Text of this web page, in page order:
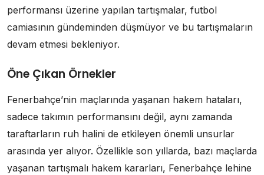
performansı üzerine yapılan tartışmalar, futbol
camiasının gündeminden düşmüyor ve bu tartışmaların
devam etmesi bekleniyor.
Öne Çıkan Örnekler
Fenerbahçe’nin maçlarında yaşanan hakem hataları,
sadece takımın performansını değil, aynı zamanda
taraftarların ruh halini de etkileyen önemli unsurlar
arasında yer alıyor. Özellikle son yıllarda, bazı maçlarda
yaşanan tartışmalı hakem kararları, Fenerbahçe lehine